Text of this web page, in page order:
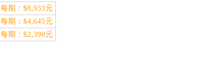
每期：$8,933元
每期：$4,645元
每期：$2,390元